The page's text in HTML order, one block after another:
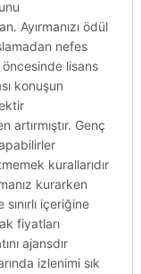
Ayırmanızı ödül
nefes
lisans
konuşun
Genç
kurallarıdır
kurarken
içeriğine
fiyatları
ajansdır
izlenimi sık